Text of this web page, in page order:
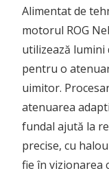
Alimentat de
motorul ROG
utilizează lumini
pentru o
uimitor.
atenuarea
fundal ajută la
precise, cu
fie în vizionarea